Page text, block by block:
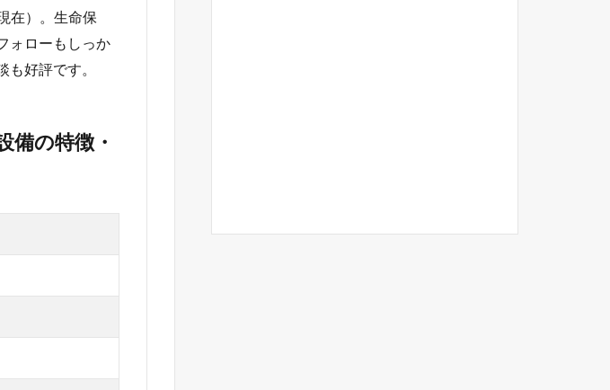
在）。生命保
ォローもしっか
好評です。
の特徴・